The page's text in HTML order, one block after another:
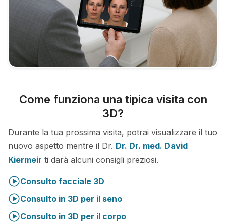
Come funziona una tipica visita con
3D?
Durante la tua prossima visita, potrai visualizzare il tuo
nuovo aspetto mentre il Dr. Dr. Dr. med. David
Kiermeir ti darà alcuni consigli preziosi.
Consulto facciale 3D
Consulto in 3D per il seno
Consulto in 3D per il corpo